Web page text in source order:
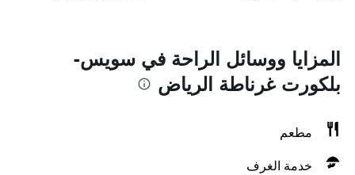
المزايا ووسائل الراحة في سويس-
بلكورت غرناطة الرياض
مطعم
خدمة الغرف